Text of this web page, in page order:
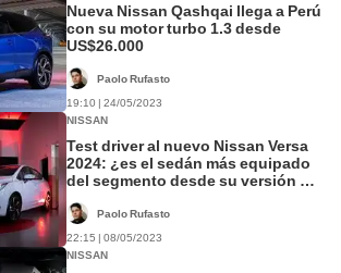
Nueva Nissan Qashqai llega a Perú
con su motor turbo 1.3 desde
US$26.000
Paolo Rufasto
19:10 | 24/05/2023
NISSAN
Test driver al nuevo Nissan Versa
2024: ¿es el sedán más equipado
del segmento desde su versión de
Paolo Rufasto
22:15 | 08/05/2023
NISSAN